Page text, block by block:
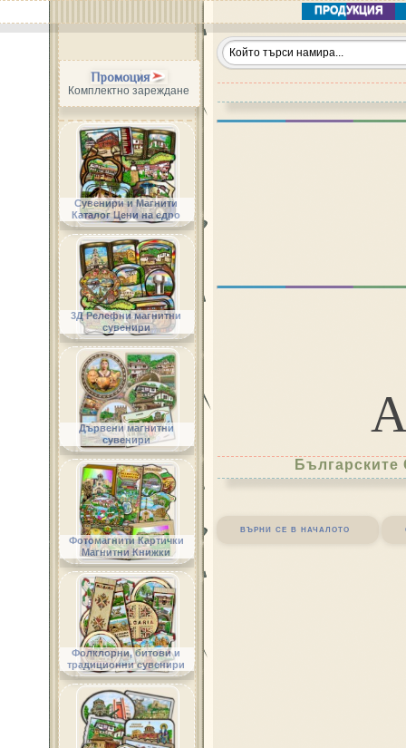
ПРОДУКЦИЯ
върни се в началото
Промоция
Комплектно зареждане
Сувенири и Магнити
Каталог Цени на едро
3Д Релефни магнитни
сувенири
Дървени магнитни
сувенири
Фотомагнити Картички
Магнитни Книжки
Фолклорни, битови и
традиционни сувенири